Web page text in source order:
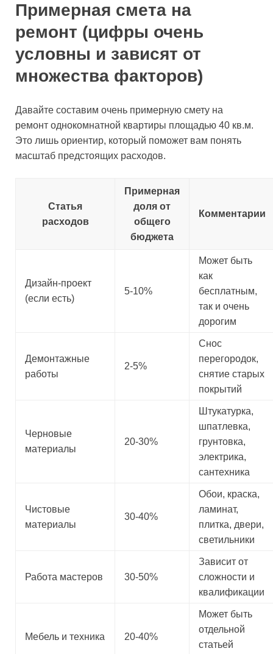
Примерная смета на
ремонт (цифры очень
условны и зависят от
множества факторов)
Давайте составим очень примерную смету на
ремонт однокомнатной квартиры площадью 40 кв.м.
Это лишь ориентир, который поможет вам понять
масштаб предстоящих расходов.
Статья
расходов
Примерная
доля от
общего
бюджета
Комментарии
Дизайн-проект
(если есть)
5-10%
Может быть
как
бесплатным,
так и очень
дорогим
Демонтажные
работы
2-5%
Снос
перегородок,
снятие старых
покрытий
Черновые
материалы
20-30%
Штукатурка,
шпатлевка,
грунтовка,
электрика,
сантехника
Чистовые
материалы
30-40%
Обои, краска,
ламинат,
плитка, двери,
светильники
Работа мастеров 30-50%
Зависит от
сложности и
квалификации
Мебель и техника 20-40%
Может быть
отдельной
статьей